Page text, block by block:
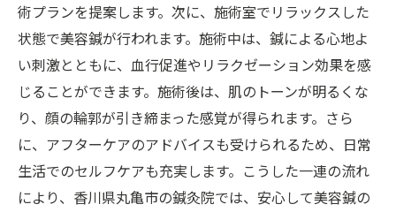
術プランを提案します。次に、施術室でリラックスした
状態で美容鍼が行われます。施術中は、鍼による心地よ
い刺激とともに、血行促進やリラクゼーション効果を感
じることができます。施術後は、肌のトーンが明るくな
り、顔の輪郭が引き締まった感覚が得られます。さら
に、アフターケアのアドバイスも受けられるため、日常
生活でのセルフケアも充実します。こうした一連の流れ
により、香川県丸亀市の鍼灸院では、安心して美容鍼の